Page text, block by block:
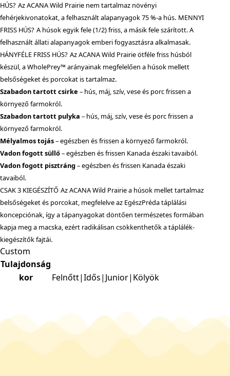
HÚS? Az ACANA Wild Prairie nem tartalmaz növényi
fehérjekivonatokat, a felhasznált alapanyagok 75 %-a hús. MENNYI
FRISS HÚS? A húsok egyik fele (1/2) friss, a másik fele szárított. A
felhasznált állati alapanyagok emberi fogyasztásra alkalmasak.
HÁNYFÉLE FRISS HÚS? Az ACANA Wild Prairie ötféle friss húsból
készül, a WholePrey™ arányainak megfelelően a húsok mellett
belsőségeket és porcokat is tartalmaz.
Szabadon tartott csirke – hús, máj, szív, vese és porc frissen a
környező farmokról.
Szabadon tartott pulyka – hús, máj, szív, vese és porc frissen a
környező farmokról.
Mélyalmos tojás– egészben és frissen a környező farmokról.
Vadon fogott süllő– egészben és frissen Kanada északi tavaiból.
Vadon fogott pisztráng– egészben és frissen Kanada északi
tavaiból.
CSAK 3 KIEGÉSZÍTŐ Az ACANA Wild Prairie a húsok mellet tartalmaz
belsőségeket és porcokat, megfelelve az EgészPréda táplálási
koncepciónak, így a tápanyagokat döntően természetes formában
kapja meg a macska, ezért radikálisan csökkenthetők a táplálék-
kiegészítők fajtái.
Custom
Tulajdonság
kor
Felnőtt|Idős|Junior|Kölyök